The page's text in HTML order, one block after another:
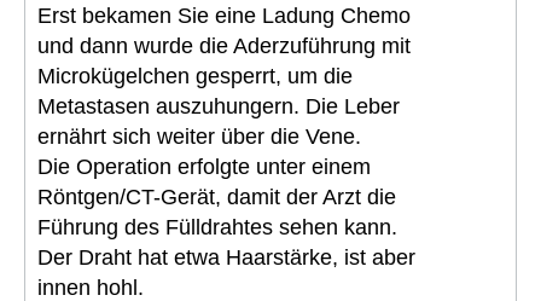
Erst bekamen Sie eine Ladung Chemo
und dann wurde die Aderzuführung mit
Microkügelchen gesperrt, um die
Metastasen auszuhungern. Die Leber
ernährt sich weiter über die Vene.
Die Operation erfolgte unter einem
Röntgen/CT-Gerät, damit der Arzt die
Führung des Fülldrahtes sehen kann.
Der Draht hat etwa Haarstärke, ist aber
innen hohl.